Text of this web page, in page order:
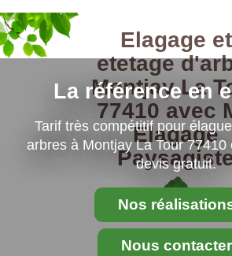
La référence en
Tarif très compétitif pour
arbres à Montjay La Tour
devis gratuit.
Nos
Nous contacter
Elagage et
etetage
Montjay La
77410 avec
Elagage